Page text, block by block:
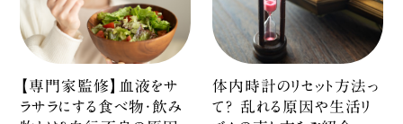
【専門家監修】血液をサ
ラサラにする食べ物・飲み
体内時計のリセット方法っ
て？ 乱れる原因や生活リ